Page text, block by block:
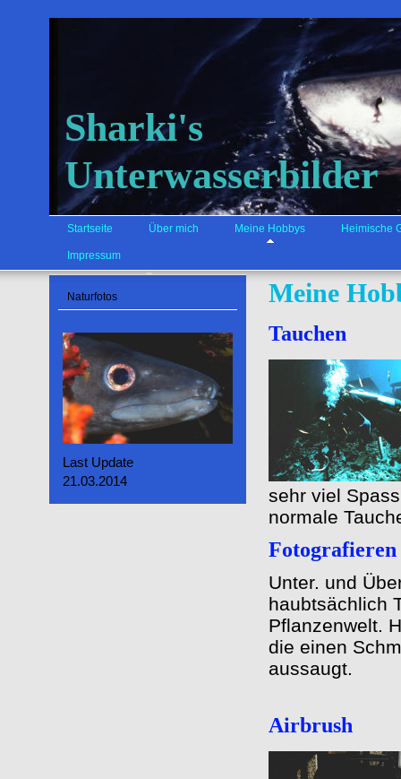
Sharki's
Unterwasserbilder
Startseite Über mich Meine Hobbys Heimische
Impressum
Naturfotos
Last Update
21.03.2014
Meine
Tauchen
sehr viel
normale
Fotografieren
Unter. und
haubtsächlich
Pflanzenwelt.
die einen
aussaugt.
Airbrush